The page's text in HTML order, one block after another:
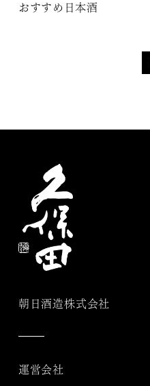
おすすめ日本酒
朝日酒造株式会社
運営会社